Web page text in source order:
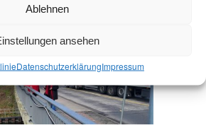
Ablehnen
ansehen
Datenschutz­erklärungImpressum
Startseite/ Barrierefreiheit
,Kommunales,Oberhavel,unterwegs